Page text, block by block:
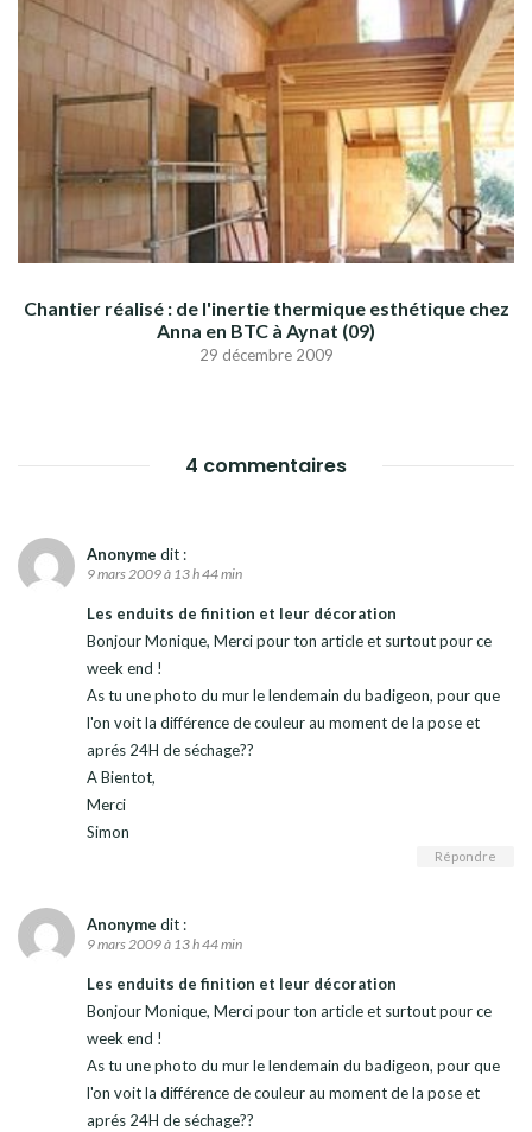
Chantier réalisé : de l'inertie thermique esthétique chez
Anna en BTC à Aynat (09)
29 décembre 2009
4 commentaires
Anonyme dit :
9 mars 2009 à 13 h 44 min
Les enduits de finition et leur décoration
Bonjour Monique, Merci pour ton article et surtout pour ce
week end !
As tu une photo du mur le lendemain du badigeon, pour que
l'on voit la différence de couleur au moment de la pose et
aprés 24H de séchage??
A Bientot,
Merci
Simon
Répondre
Anonyme dit :
9 mars 2009 à 13 h 44 min
Les enduits de finition et leur décoration
Bonjour Monique, Merci pour ton article et surtout pour ce
week end !
As tu une photo du mur le lendemain du badigeon, pour que
l'on voit la différence de couleur au moment de la pose et
aprés 24H de séchage??